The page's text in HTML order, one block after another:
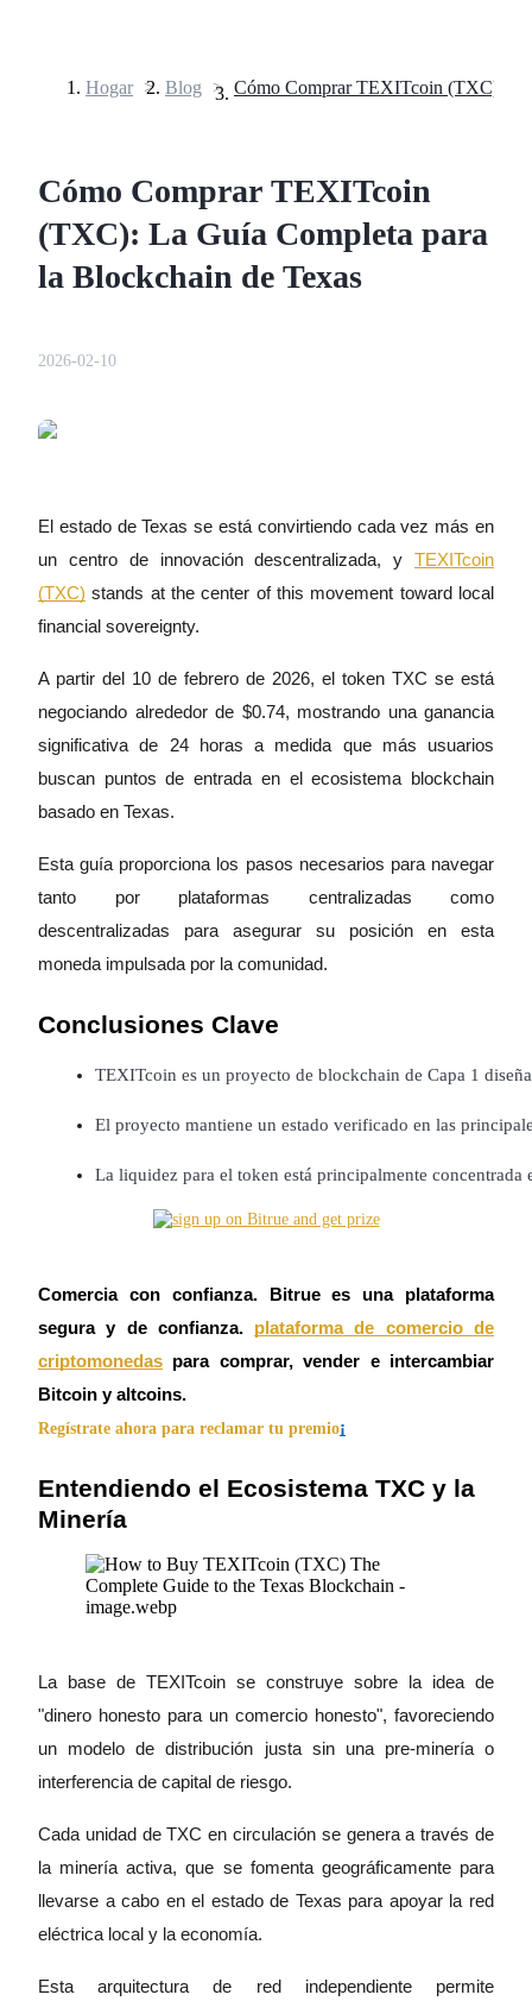
Futuros del USDT
Futuros COIN-M
Futuros de criptomonedas
Derivados de acciones, divisas, metales preciosos y materias
Futuros del USDC
Copiar Trading
Únete a los mejores traders
Disfruta del reparto de beneficios y comisiones de copy trading
Hogar > Blog >
Cómo Comprar TEXITcoin
(TXC): La Guía Completa para
la Blockchain de Texas
2026-02-10
El estado de Texas se está convirtiendo cada vez más en
un centro de innovación descentralizada, y TEXITcoin
(TXC) stands at the center of this movement toward local
financial sovereignty.
A partir del 10 de febrero de 2026, el token TXC se está
negociando alrededor de $0.74, mostrando una ganancia
significativa de 24 horas a medida que más usuarios
buscan puntos de entrada en el ecosistema blockchain
basado en Texas.
Esta guía proporciona los pasos necesarios para navegar
tanto por plataformas centralizadas como
descentralizadas para asegurar su posición en esta
moneda impulsada por la comunidad.
Conclusiones Clave
TEXITcoin es un proyecto de blockchain de Capa 1
El proyecto mantiene un estado verificado en las
La liquidez para el token está principalmente concentrada
Comercia con confianza. Bitrue es una plataforma
segura y de confianza.
plataforma de comercio de
criptomonedas para comprar, vender e intercambiar
Bitcoin y altcoins.
Regístrate ahora para reclamar tu premio¡
Entendiendo el Ecosistema TXC y la
Minería
La base de TEXITcoin se construye sobre la idea de
"dinero honesto para un comercio honesto", favoreciendo
un modelo de distribución justa sin una pre-minería o
interferencia de capital de riesgo.
Cada unidad de TXC en circulación se genera a través de
la minería activa, que se fomenta geográficamente para
llevarse a cabo en el estado de Texas para apoyar la red
eléctrica local y la economía.
Esta arquitectura de red independiente permite